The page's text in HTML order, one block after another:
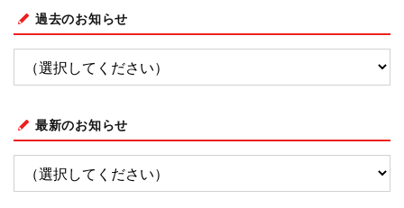
過去のお知らせ
最新のお知らせ